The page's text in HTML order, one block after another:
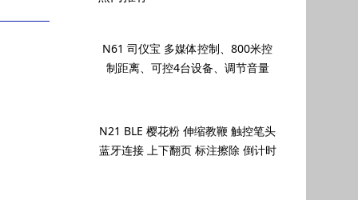
N61 司仪宝 多媒体控制、800米控
制距离、可控4台设备、调节音量
N21 BLE 樱花粉 伸缩教鞭 触控笔头
蓝牙连接 上下翻页 标注擦除 倒计时